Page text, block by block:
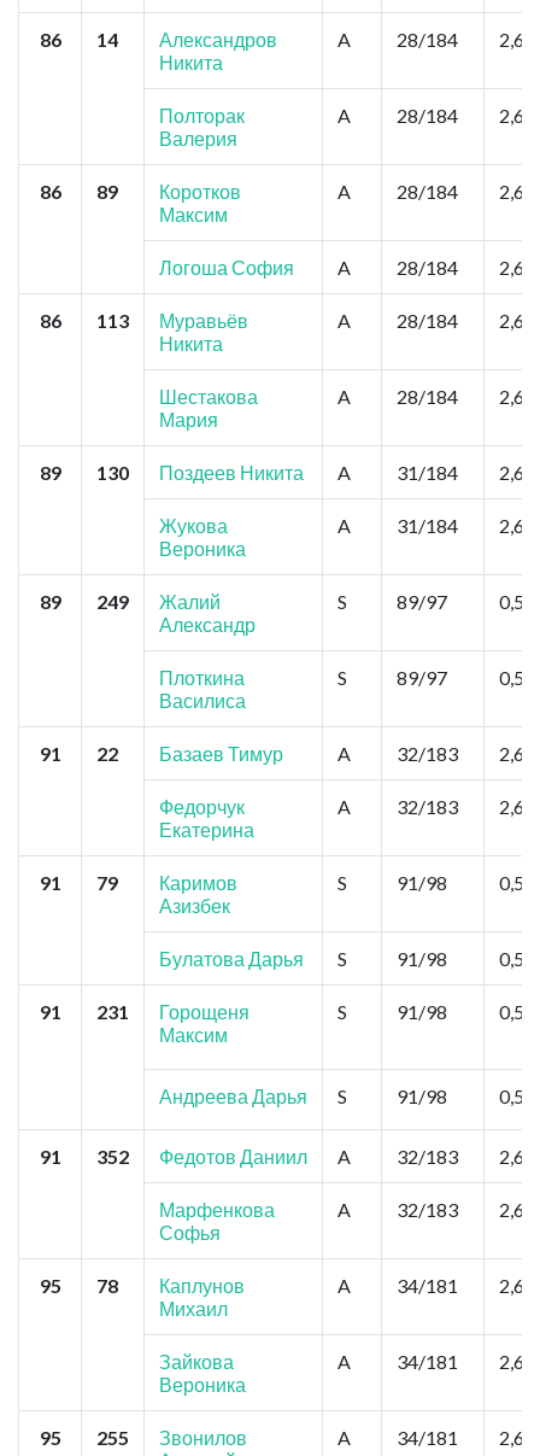
86 14
Александров
Никита
A 28/184 2,6
Полторак
Валерия
A 28/184 2,6
86 89
Коротков
Максим
A 28/184 2,6
Логоша София A 28/184 2,6
86 113
Муравьёв
Никита
A 28/184 2,6
Шестакова
Мария
A 28/184 2,6
89 130 Поздеев Никита A 31/184 2,6
Жукова
Вероника
A 31/184 2,6
89 249
Жалий
Александр
S 89/97 0,52
Плоткина
Василиса
S 89/97 0,52
91 22 Базаев Тимур A 32/183 2,6
Федорчук
Екатерина
A 32/183 2,6
91 79
Каримов
Азизбек
S 91/98 0,52
Булатова Дарья S 91/98 0,52
91 231
Горощеня
Максим
S 91/98 0,52
Андреева Дарья S 91/98 0,52
91 352 Федотов Даниил A 32/183 2,6
Марфенкова
Софья
A 32/183 2,6
95 78
Каплунов
Михаил
A 34/181 2,6
Зайкова
Вероника
A 34/181 2,6
95 255
Звонилов
A 34/181 2,6